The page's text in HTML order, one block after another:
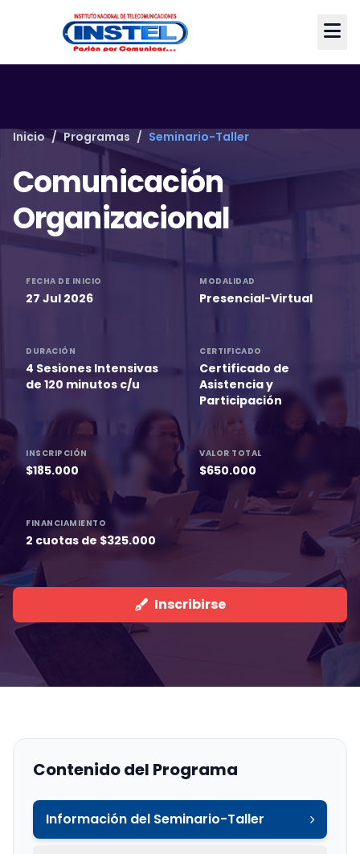
Inicio / Programas / Seminario-Taller
Comunicación
Organizacional
FECHA DE INICIO
27 Jul 2026
MODALIDAD
Presencial-Virtual
DURACIÓN
4 Sesiones Intensivas
de 120 minutos c/u
CERTIFICADO
Certificado de
Asistencia y
Participación
INSCRIPCIÓN
$185.000
VALOR TOTAL
$650.000
FINANCIAMIENTO
2 cuotas de $325.000
Inscribirse
Contenido del Programa
Información del Seminario-Taller